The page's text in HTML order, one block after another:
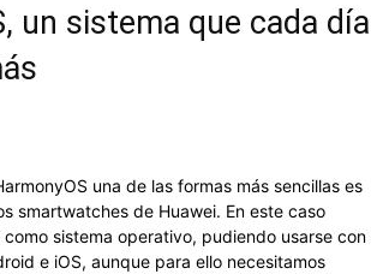
un sistema que cada día
una de las formas más sencillas es
smartwatches de Huawei. En este caso
sistema operativo, pudiendo usarse con
e iOS, aunque para ello necesitamos